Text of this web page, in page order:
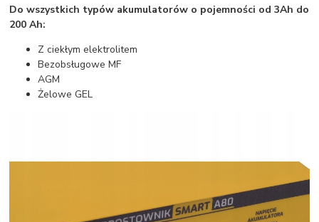
Do wszystkich typów akumulatorów o pojemności od 3Ah do
200 Ah:
Z ciekłym elektrolitem
Bezobsługowe MF
AGM
Żelowe GEL